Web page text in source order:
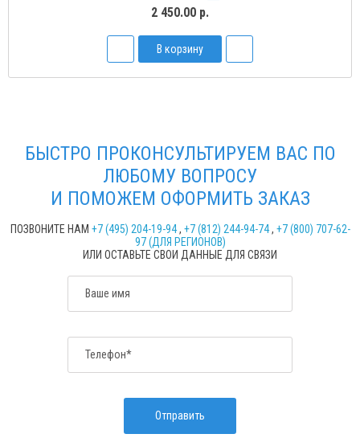
1 500.00 р.
В корзину
БЫСТРО ПРОКОНСУЛЬТИРУЕМ ВАС ПО
ЛЮБОМУ ВОПРОСУ
И ПОМОЖЕМ ОФОРМИТЬ ЗАКАЗ
ПОЗВОНИТЕ НАМ +7 (495) 204-19-94, +7 (812) 244-94-74, +7 (800) 707-62-
97 (ДЛЯ РЕГИОНОВ)
ИЛИ ОСТАВЬТЕ СВОИ ДАННЫЕ ДЛЯ СВЯЗИ
Ваше имя
Телефон*
Отправить